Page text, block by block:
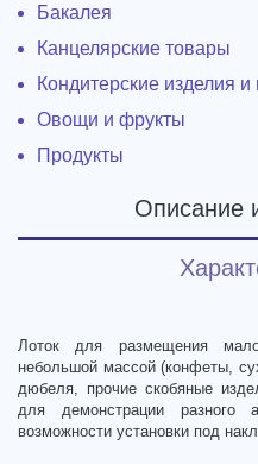
Бакалея
Канцелярские товары
Кондитерские изделия
Овощи и фрукты
Продукты
Описание
Лоток для размещения
небольшой массой (конфеты,
дюбеля, прочие скобяные
для демонстрации разного
возможности установки под